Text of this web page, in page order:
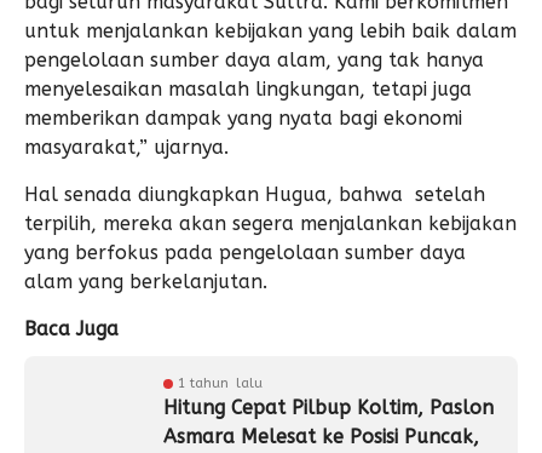
untuk menjalankan kebijakan yang lebih baik dalam
pengelolaan sumber daya alam, yang tak hanya
menyelesaikan masalah lingkungan, tetapi juga
memberikan dampak yang nyata bagi ekonomi
masyarakat,” ujarnya.
Hal senada diungkapkan Hugua, bahwa setelah
terpilih, mereka akan segera menjalankan kebijakan
yang berfokus pada pengelolaan sumber daya
alam yang berkelanjutan.
Baca Juga
1 tahun lalu
Hitung Cepat Pilbup Koltim, Paslon
Asmara Melesat ke Posisi Puncak,